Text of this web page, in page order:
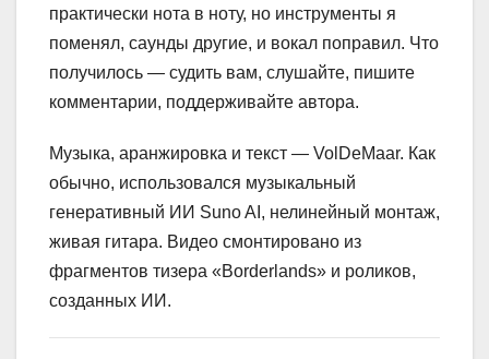
практически нота в ноту, но инструменты я
поменял, саунды другие, и вокал поправил. Что
получилось — судить вам, слушайте, пишите
комментарии, поддерживайте автора.
Музыка, аранжировка и текст — VolDeMaar. Как
обычно, использовался музыкальный
генеративный ИИ Suno AI, нелинейный монтаж,
живая гитара. Видео смонтировано из
фрагментов тизера «Borderlands» и роликов,
созданных ИИ.